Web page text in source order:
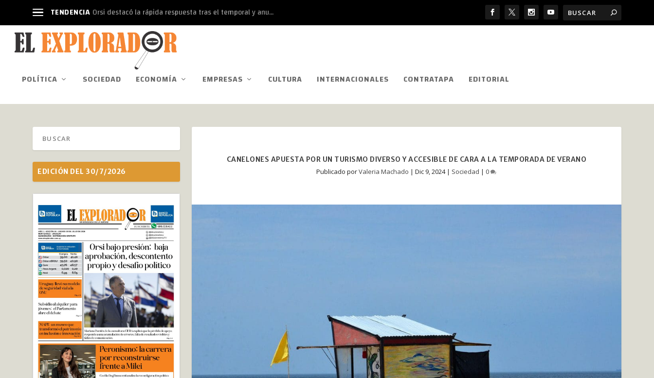
TENDENCIA Orsi destacó la rápida respuesta tras el temporal y anu...
POLÍTICA SOCIEDAD ECONOMÍA EMPRESAS CULTURA INTERNACIONALES CONTRATAPA EDITORIAL
CANELONES APUESTA POR UN TURISMO DIVERSO Y ACCESIBLE DE CARA A LA TEMPORADA DE VERANO
Publicado porValeria Machado |Dic 9, 2024| Sociedad |0
EDICIÓN DEL 30/7/2026